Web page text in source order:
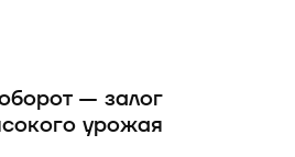
— залог
урожая